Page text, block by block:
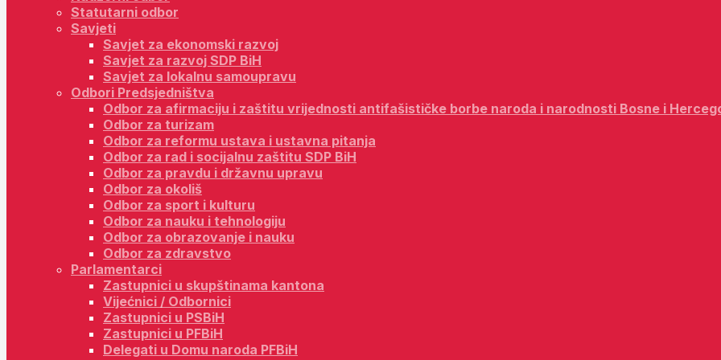
Statutarni odbor
Savjeti
Savjet za ekonomski razvoj
Savjet za razvoj SDP BiH
Savjet za lokalnu samoupravu
Odbori Predsjedništva
Odbor za afirmaciju i zaštitu vrijednosti antifašističke borbe naroda i narodnosti Bosne i
Odbor za turizam
Odbor za reformu ustava i ustavna pitanja
Odbor za rad i socijalnu zaštitu SDP BiH
Odbor za pravdu i državnu upravu
Odbor za okoliš
Odbor za sport i kulturu
Odbor za nauku i tehnologiju
Odbor za obrazovanje i nauku
Odbor za zdravstvo
Parlamentarci
Zastupnici u skupštinama kantona
Vijećnici / Odbornici
Zastupnici u PSBiH
Zastupnici u PFBiH
Delegati u Domu naroda PFBiH